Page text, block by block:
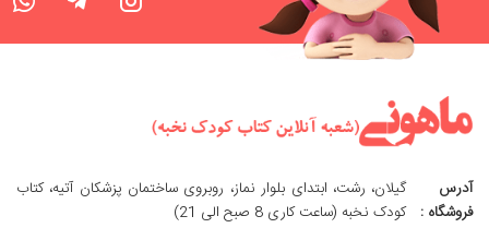
آدرس
فروشگاه :
گیلان، رشت، ابتدای بلوار نماز، روبروی ساختمان پزشکان آتیه، کتاب
کودک نخبه (ساعت کاری 8 صبح الی 21)